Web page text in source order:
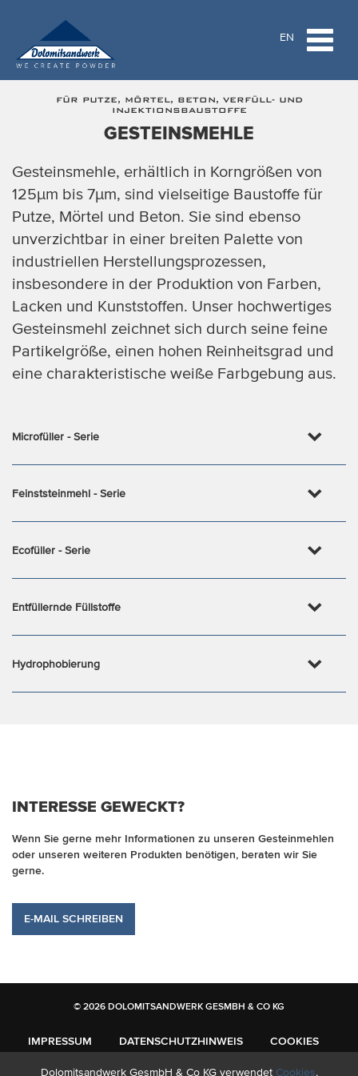
EN
Toggle
FÜR PUTZE, MÖRTEL, BETON, VERFÜLL- UND
INJEKTIONSBAUSTOFFE
GESTEINSMEHLE
Gesteinsmehle, erhältlich in Korngrößen von
125µm bis 7µm, sind vielseitige Baustoffe für
Putze, Mörtel und Beton. Sie sind ebenso
unverzichtbar in einer breiten Palette von
industriellen Herstellungsprozessen,
insbesondere in der Produktion von Farben,
Lacken und Kunststoffen. Unser hochwertiges
Gesteinsmehl zeichnet sich durch seine feine
Partikelgröße, einen hohen Reinheitsgrad und
eine charakteristische weiße Farbgebung aus.
Microfüller - Serie
Feinststeinmehl - Serie
Ecofüller - Serie
Entfüllernde Füllstoffe
Hydrophobierung
INTERESSE GEWECKT?
Wenn Sie gerne mehr Informationen zu unseren Gesteinmehlen
oder unseren weiteren Produkten benötigen, beraten wir Sie
gerne.
E-MAIL SCHREIBEN
© 2026 DOLOMITSANDWERK GESMBH & CO KG
IMPRESSUM DATENSCHUTZHINWEIS COOKIES
Dolomitsandwerk GesmbH & Co KG verwendet Cookies,